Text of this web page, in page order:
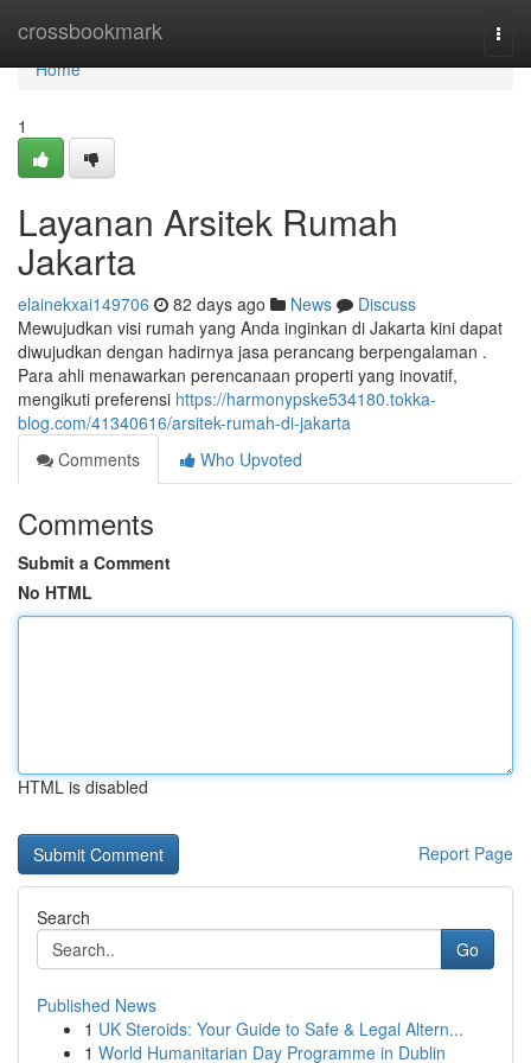
crossbookmark
Home
Home
1
Layanan Arsitek Rumah
Jakarta
elainekxai149706 82 days ago News
Discuss
Mewujudkan visi rumah yang Anda inginkan di Jakarta kini dapat
diwujudkan dengan hadirnya jasa perancang berpengalaman .
Para ahli menawarkan perencanaan properti yang inovatif,
mengikuti preferensi https://harmonypske534180.tokka-
blog.com/41340616/arsitek-rumah-di-jakarta
Comments
Who Upvoted
Comments
Submit a Comment
No HTML
HTML is disabled
Report Page
Search
Go
Published News
1 UK Steroids: Your Guide to Safe & Legal Altern...
1 World Humanitarian Day Programme in Dublin